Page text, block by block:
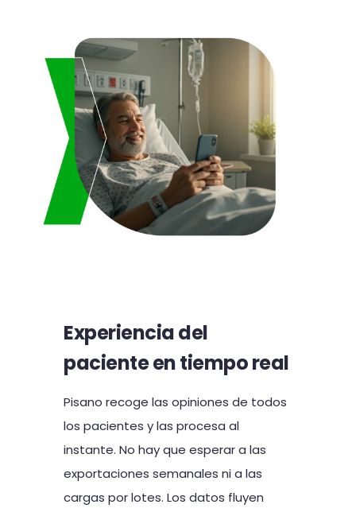
Experiencia del
paciente en tiempo real
Pisano recoge las opiniones de todos
los pacientes y las procesa al
instante. No hay que esperar a las
exportaciones semanales ni a las
cargas por lotes. Los datos fluyen